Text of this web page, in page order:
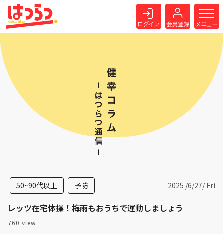
50~90代以上 予防 2025 /6/27/ Fri
レッツ在宅体操！梅雨もおうちで運動しましょう
760 view